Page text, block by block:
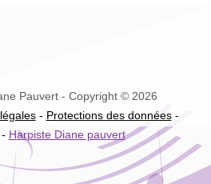
Pauvert - Copyright © 2026
- Protections des données-
Harpiste Diane pauvert